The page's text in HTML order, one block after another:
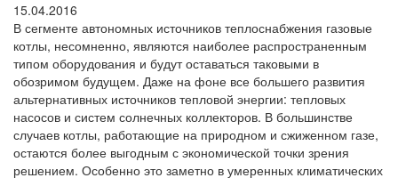
15.04.2016
В сегменте автономных источников теплоснабжения газовые
котлы, несомненно, являются наиболее распространенным
типом оборудования и будут оставаться таковыми в
обозримом будущем. Даже на фоне все большего развития
альтернативных источников тепловой энергии: тепловых
насосов и систем солнечных коллекторов. В большинстве
случаев котлы, работающие на природном и сжиженном газе,
остаются более выгодным с экономической точки зрения
решением. Особенно это заметно в умеренных климатических